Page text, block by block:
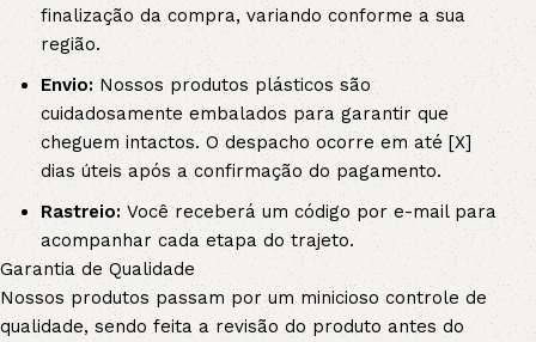
finalização da compra, variando conforme a sua
região.
Envio: Nossos produtos plásticos são
cuidadosamente embalados para garantir que
cheguem intactos. O despacho ocorre em até [X]
dias úteis após a confirmação do pagamento.
Rastreio:Você receberá um código por e-mail para
acompanhar cada etapa do trajeto.
Garantia de Qualidade
Nossos produtos passam por um minicioso controle de
qualidade, sendo feita a revisão do produto antes do